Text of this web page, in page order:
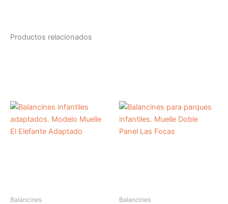
Productos relacionados
Balancines Balancines